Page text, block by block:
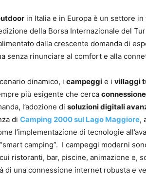
in Italia e in Europa è un settore
della Borsa Internazionale del
dalla crescente domanda di
senza rinunciare al comfort e alla
dinamico, i campeggi e i villaggi
più esigente che cerca
l’adozione di soluzioni digitali
di Camping 2000 sul Lago Maggiore,
l’implementazione di tecnologie
camping”. I campeggi moderni
ristoranti, bar, piscine, animazione e,
di una connessione internet robusta e